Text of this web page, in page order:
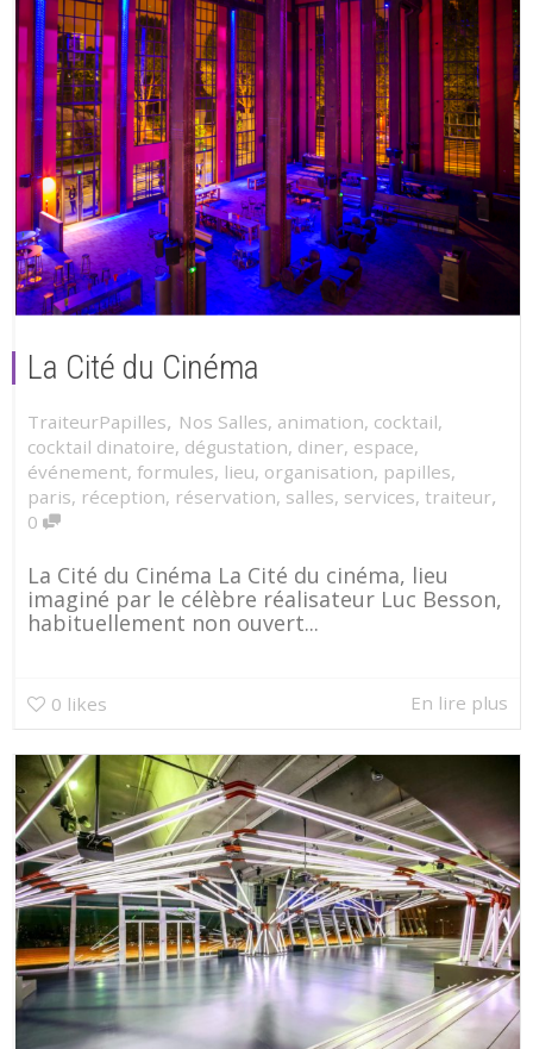
La Cité du Cinéma
TraiteurPapilles, Nos Salles, animation, cocktail,
cocktail dinatoire, dégustation, diner, espace,
événement, formules, lieu, organisation, papilles,
paris, réception, réservation, salles, services, traiteur,
0
La Cité du Cinéma La Cité du cinéma, lieu
imaginé par le célèbre réalisateur Luc Besson,
habituellement non ouvert...
0 likes En lire plus